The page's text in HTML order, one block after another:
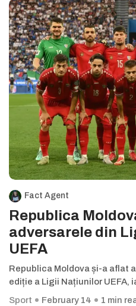
Fact Agent
Republica
adversarele din
UEFA
Republica Moldova și-a aflat
ediție a Ligii Națiunilor UEFA,
Sport
February 14 1 min